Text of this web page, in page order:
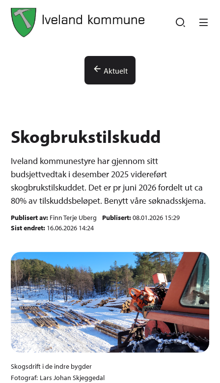
Iveland kommune
Aktuelt
Skogbrukstilskudd
Iveland kommunestyre har gjennom sitt
budsjettvedtak i desember 2025 videreført
skogbrukstilskuddet. Det er pr juni 2026 fordelt ut ca
80% av tilskuddsbeløpet. Benytt våre søknadsskjema.
Publisert av Finn Terje Uberg Publisert 08.01.2026 15:29
Sist endret 16.06.2026 14:24
Skogsdrift i de indre bygder
Lars Johan Skjeggedal